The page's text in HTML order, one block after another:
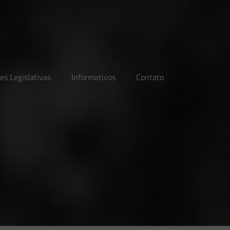
Legislativas Informativos Contato